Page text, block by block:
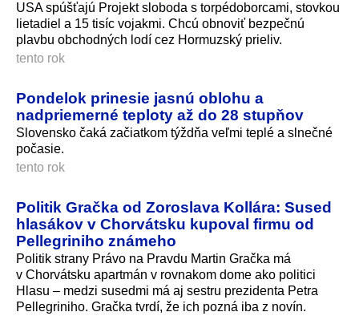
USA spúšťajú Projekt sloboda s torpédoborcami, stovkou
lietadiel a 15 tisíc vojakmi. Chcú obnoviť bezpečnú
plavbu obchodných lodí cez Hormuzský prieliv.
tento rok
Pondelok prinesie jasnú oblohu a
nadpriemerné teploty až do 28 stupňov
Slovensko čaká začiatkom týždňa veľmi teplé a slnečné
počasie.
tento rok
Politik Gračka od Zoroslava Kollára: Sused
hlasákov v Chorvátsku kupoval firmu od
Pellegriniho známeho
Politik strany Právo na Pravdu Martin Gračka má
v Chorvátsku apartmán v rovnakom dome ako politici
Hlasu – medzi susedmi má aj sestru prezidenta Petra
Pellegriniho. Gračka tvrdí, že ich pozná iba z novín.